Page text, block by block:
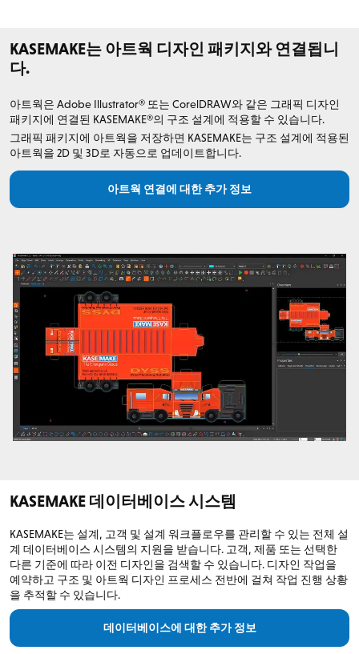
KASEMAKE는 아트웍 디자인 패키지와 연결됩니
다.
아트웍은 Adobe Illustrator® 또는 CorelDRAW와 같은 그래픽 디자인
패키지에 연결된 KASEMAKE®의 구조 설계에 적용할 수 있습니다.
그래픽 패키지에 아트웍을 저장하면 KASEMAKE는 구조 설계에 적용된
아트웍을 2D 및 3D로 자동으로 업데이트합니다.
아트웍 연결에 대한 추가 정보
KASEMAKE 데이터베이스 시스템
KASEMAKE는 설계, 고객 및 설계 워크플로우를 관리할 수 있는 전체 설
계 데이터베이스 시스템의 지원을 받습니다. 고객, 제품 또는 선택한
다른 기준에 따라 이전 디자인을 검색할 수 있습니다. 디자인 작업을
예약하고 구조 및 아트웍 디자인 프로세스 전반에 걸쳐 작업 진행 상황
을 추적할 수 있습니다.
데이터베이스에 대한 추가 정보